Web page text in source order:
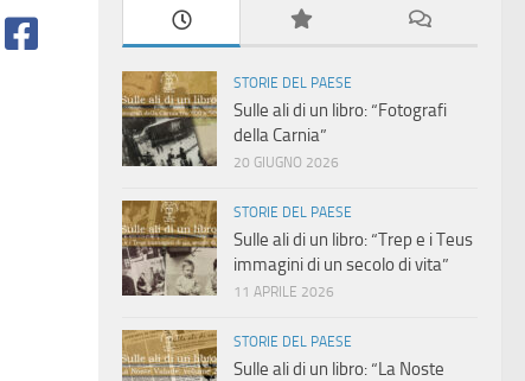
STORIE DEL PAESE
Sulle ali di un libro: “Fotografi
della Carnia”
20 GIUGNO 2026
STORIE DEL PAESE
Sulle ali di un libro: “Trep e i Teus
immagini di un secolo di vita”
11 APRILE 2026
STORIE DEL PAESE
Sulle ali di un libro: “La Noste